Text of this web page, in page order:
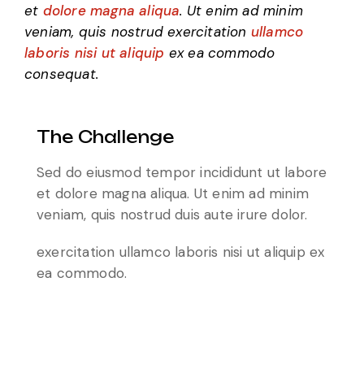
et dolore magna aliqua. Ut enim ad minim
veniam, quis nostrud exercitation ullamco
laboris nisi ut aliquip ex ea commodo
consequat.
The Challenge
Sed do eiusmod tempor incididunt ut labore
et dolore magna aliqua. Ut enim ad minim
veniam, quis nostrud duis aute irure dolor.
exercitation ullamco laboris nisi ut aliquip ex
ea commodo.